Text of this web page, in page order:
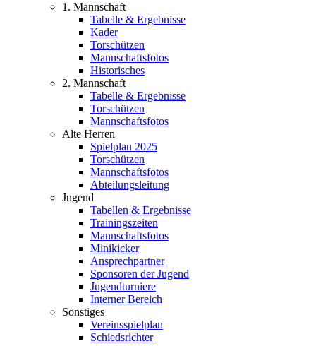
1. Mannschaft
Tabelle & Ergebnisse
Kader
Torschützen
Mannschaftsfotos
Historisches
2. Mannschaft
Tabelle & Ergebnisse
Torschützen
Mannschaftsfotos
Alte Herren
Spielplan 2025
Torschützen
Mannschaftsfotos
Abteilungsleitung
Jugend
Tabellen & Ergebnisse
Trainingszeiten
Mannschaftsfotos
Minikicker
Ansprechpartner
Sponsoren der Jugend
Jugendturniere
Interner Bereich
Sonstiges
Vereinsspielplan
Schiedsrichter